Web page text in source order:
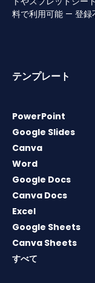
料で利用可能 — 登録
テンプレート
PowerPoint
Google Slides
Canva
Word
Google Docs
Canva Docs
Excel
Google Sheets
Canva Sheets
すべて